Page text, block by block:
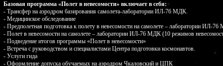
Базовая программа «Полет в невесомости» включает в себя:
- Трансфер на аэродром базирования самолета-лаборатории ИЛ-76 МДК.
- Медицинское обследование
- Предполетная подготовка к полету в невесомости на самолете – лаборатории ИЛ-
- Полет в невесомости на самолете – лаборатории ИЛ-76 МДК (10 режимов
- Подведение итогов программы «Полет в невесомости»
- Встреча с руководством и специалистами Центра подготовки космонавтов.
- Услуги гида
- Оформление допуска обучаемых на аэродром Чкаловский и ЦПК